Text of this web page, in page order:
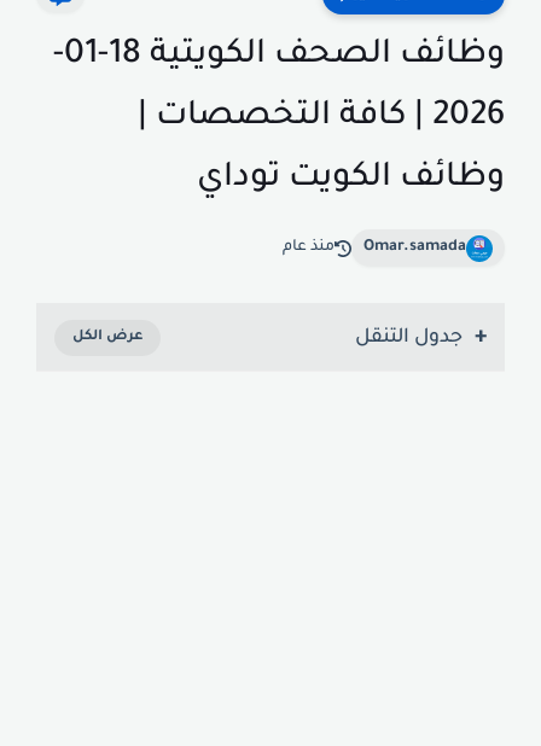
وظائف الصحف الكويتية 18-01-
2026 | كافة التخصصات |
وظائف الكويت توداي
Omar.samada منذ عام
جدول التنقل